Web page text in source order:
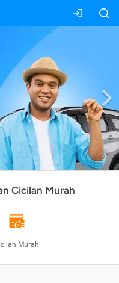
Cicilan Murah
Murah